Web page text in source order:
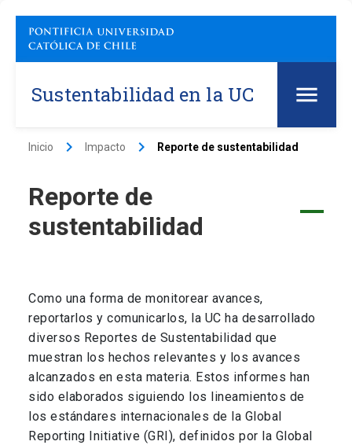
Sustentabilidad en la UC
Inicio keyboard_arrow_right Impacto keyboard_arrow_right Reporte de sustentabilidad
Reporte de
sustentabilidad
Como una forma de monitorear avances,
reportarlos y comunicarlos, la UC ha desarrollado
diversos Reportes de Sustentabilidad que
muestran los hechos relevantes y los avances
alcanzados en esta materia. Estos informes han
sido elaborados siguiendo los lineamientos de
los estándares internacionales de la Global
Reporting Initiative (GRI), definidos por la Global